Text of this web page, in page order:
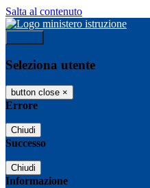
Salta al contenuto
Seleziona utente
button close ×
Errore
Chiudi
Successo
Chiudi
Informazione